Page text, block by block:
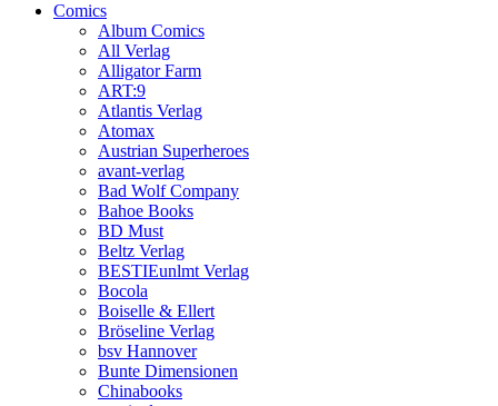
Comics
Album Comics
All Verlag
Alligator Farm
ART:9
Atlantis Verlag
Atomax
Austrian Superheroes
avant-verlag
Bad Wolf Company
Bahoe Books
BD Must
Beltz Verlag
BESTIEunlmt Verlag
Bocola
Boiselle & Ellert
Bröseline Verlag
bsv Hannover
Bunte Dimensionen
Chinabooks